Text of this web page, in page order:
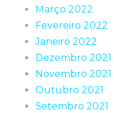
Março 2022
Fevereiro 2022
Janeiro 2022
Dezembro 2021
Novembro 2021
Outubro 2021
Setembro 2021